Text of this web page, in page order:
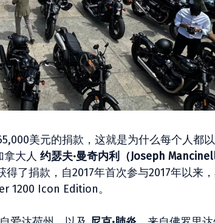
美元的捐款，这就是为什么每个人都
大人 约瑟夫·曼奇内利（Joseph
了捐款，自2017年首次参与2017年以来
1200 Icon Edition。